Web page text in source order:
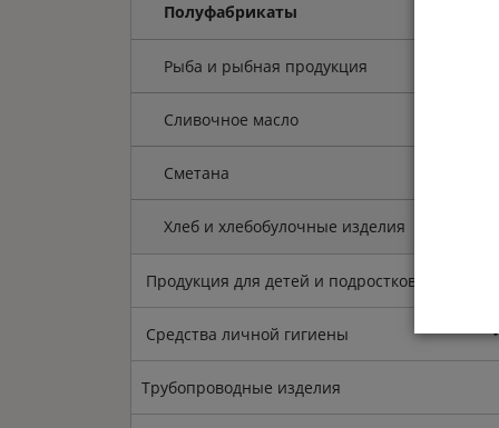
Полуфабрикаты
Рыба и рыбная продукция
Сливочное масло
Сметана
Хлеб и хлебобулочные изделия
Продукция для детей и подростков
Средства личной гигиены
Трубопроводные изделия